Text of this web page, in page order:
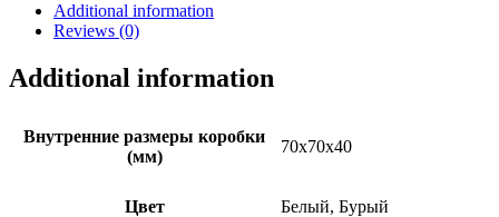
Additional information
Reviews (0)
Additional information
Внутренние размеры коробки
(мм)
70х70х40
Цвет Белый, Бурый